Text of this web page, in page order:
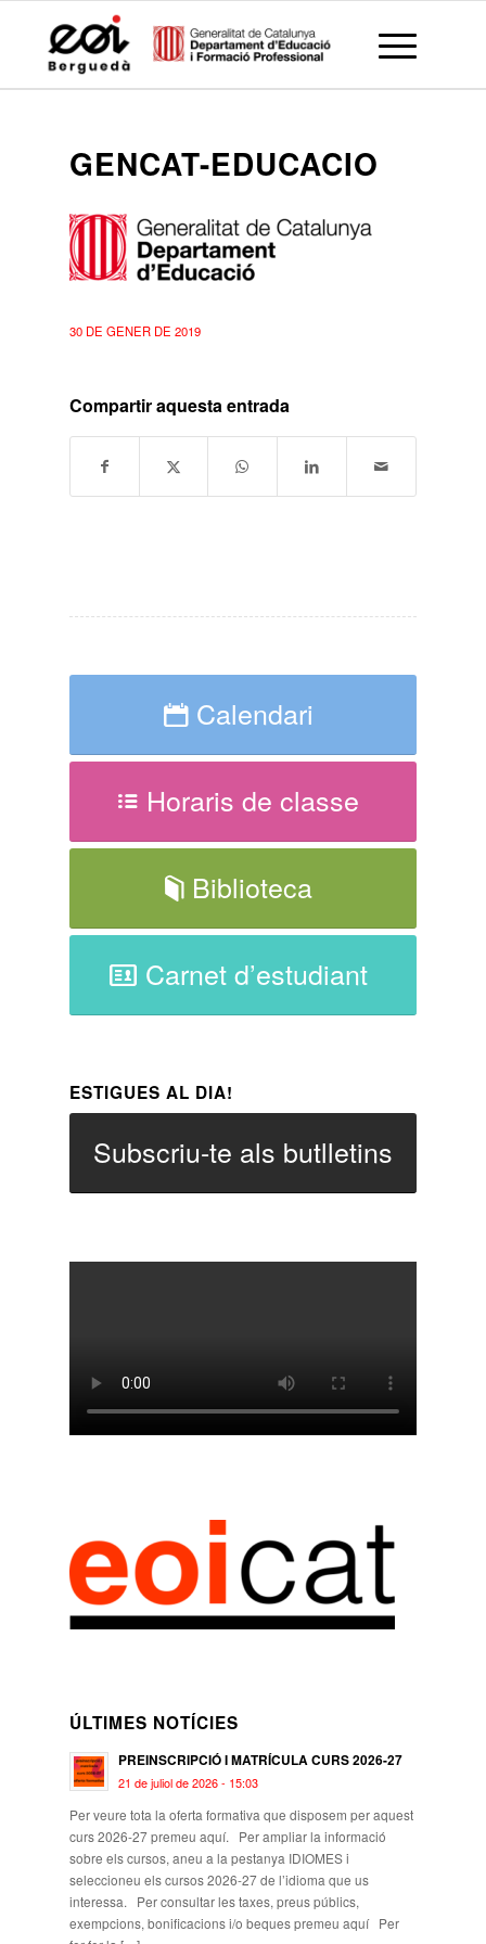
GENCAT-EDUCACIO
30 DE GENER DE 2019
Compartir aquesta entrada
Calendari
Horaris de classe
Biblioteca
Carnet d’estudiant
ESTIGUES AL DIA!
Subscriu-te als butlletins
ÚLTIMES NOTÍCIES
PREINSCRIPCIÓ I MATRÍCULA CURS 2026-27
21 de juliol de 2026 - 15:03
Per veure tota la oferta formativa que disposem per aquest
curs 2026-27 premeu aquí. Per ampliar la informació
sobre els cursos, aneu a la pestanya IDIOMES i
seleccioneu els cursos 2026-27 de l’idioma que us
interessa. Per consultar les taxes, preus públics,
exempcions, bonificacions i/o beques premeu aquí Per